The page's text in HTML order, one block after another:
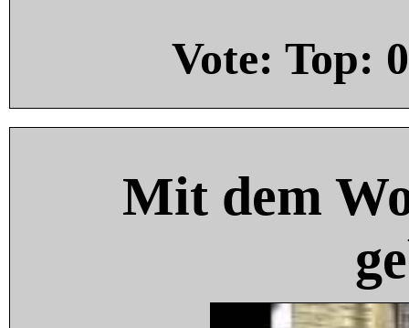
Vote: Top: 0
Mit dem